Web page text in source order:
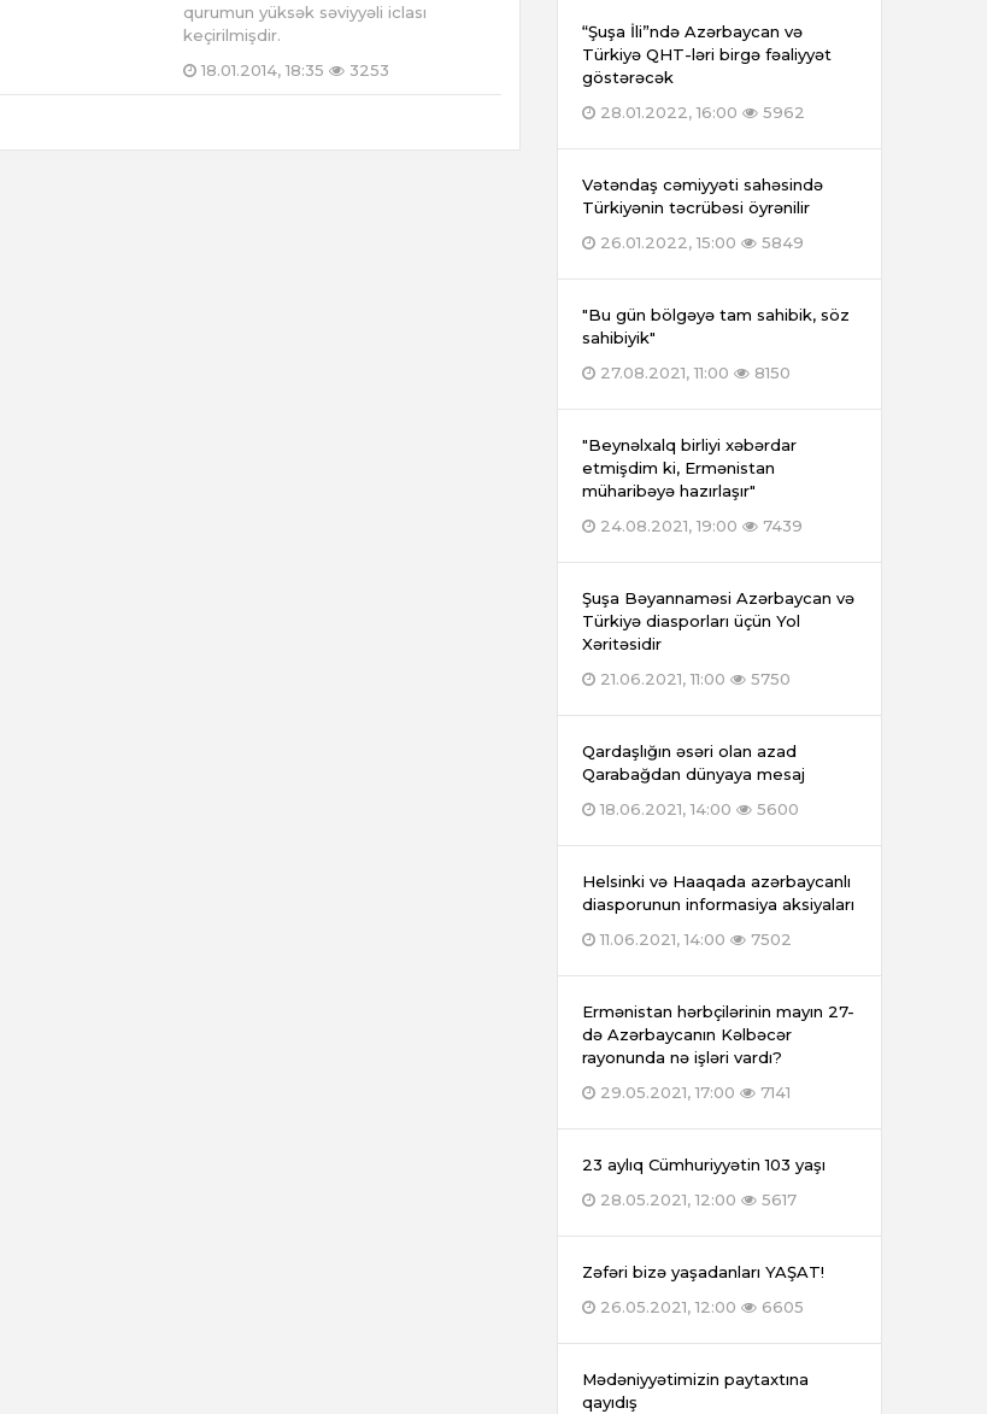
qurumun yüksək səviyyəli iclası
keçirilmişdir.
18.01.2014, 18:35
3253
“Şuşa İli”ndə Azərbaycan və
Türkiyə QHT-ləri birgə fəaliyyət
göstərəcək
28.01.2022, 16:00
5962
Vətəndaş cəmiyyəti sahəsində
Türkiyənin təcrübəsi öyrənilir
26.01.2022, 15:00
5849
"Bu gün bölgəyə tam sahibik, söz
sahibiyik"
27.08.2021, 11:00
8150
"Beynəlxalq birliyi xəbərdar
etmişdim ki, Ermənistan
müharibəyə hazırlaşır"
24.08.2021, 19:00
7439
Şuşa Bəyannaməsi Azərbaycan və
Türkiyə diasporları üçün Yol
Xəritəsidir
21.06.2021, 11:00
5750
Qardaşlığın əsəri olan azad
Qarabağdan dünyaya mesaj
18.06.2021, 14:00
5600
Helsinki və Haaqada azərbaycanlı
diasporunun informasiya aksiyaları
11.06.2021, 14:00
7502
Ermənistan hərbçilərinin mayın 27-
də Azərbaycanın Kəlbəcər
rayonunda nə işləri vardı?
29.05.2021, 17:00
7141
23 aylıq Cümhuriyyətin 103 yaşı
28.05.2021, 12:00
5617
Zəfəri bizə yaşadanları YAŞAT!
26.05.2021, 12:00
6605
Mədəniyyətimizin paytaxtına
qayıdış